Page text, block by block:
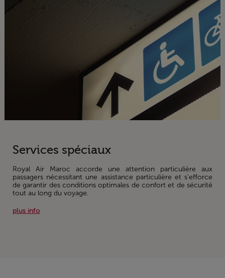
Services spéciaux
Royal Air Maroc accorde une attention particulière aux
passagers nécessitant une assistance particulière et s'efforce
de garantir des conditions optimales de confort et de sécurité
tout au long du voyage.
plus info